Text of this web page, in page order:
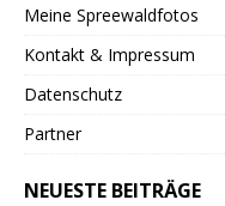
Meine Spreewaldfotos
Kontakt & Impressum
Datenschutz
Partner
NEUESTE BEITRÄGE